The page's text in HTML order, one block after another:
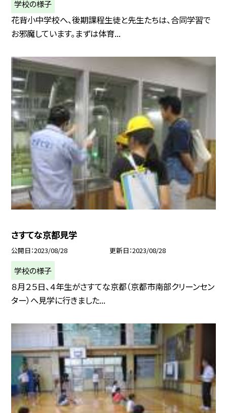
学校の様子
花背小中学校へ、後期課程生徒と先生たちは、合同学習で
お邪魔しています。まずは体育...
さすてな京都見学
公開日 2023/08/28 更新日 2023/08/28
学校の様子
８月２５日、４年生がさすてな京都（京都市南部クリーンセン
ター）へ見学に行きました...